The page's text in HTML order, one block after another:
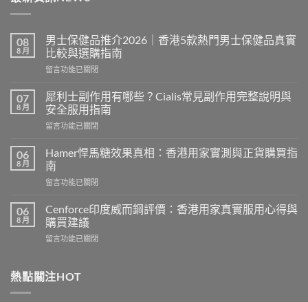
08
8 月
男士保健品推介2026｜香港5款熱門男士保健品真實
比較與選購指南
在
士
保
健
品
介
2026
｜
香
5
款
門
保
留言功能已關閉
07
8 月
犀利士副作用有哪些？Cialis常見副作用完整說明與
安全服用指南
在
利
士
副
作
有
哪
些？
Cialis
副
留言功能已關閉
06
8 月
Hamer悍馬糖效果真相：香港用家實測與正貨購買指
南
在
悍
馬
糖
效
相：
留言功能已關閉
06
8 月
Cenforce印度威而鋼評價：香港用家真實服用心得與
購買建議
在
度
威
留言功能已關閉
熱點關注HOT